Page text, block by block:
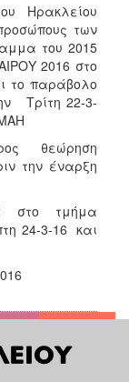
Ηρακλείου
των
του 2015
2016 στο
το παράβολο
Τρίτη 22-3-
θεώρηση
την έναρξη
στο τμήμα
24-3-16 και